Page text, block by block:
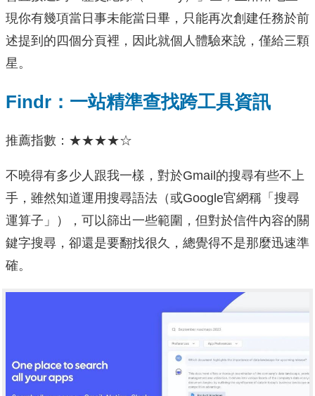
現你有幾項當日事未能當日畢，只能再次創建任務於前
述提到的四個分頁裡，因此就個人體驗來說，僅給三顆
星。
Findr：一站精準查找跨工具資訊
推薦指數：★★★★☆
不曉得有多少人跟我一樣，對於Gmail的搜尋有些不上
手，雖然知道運用搜尋語法（或Google官網稱「搜尋
運算子」），可以篩出一些範圍，但對於信件內容的關
鍵字搜尋，卻還是要翻找很久，總覺得不是那麼迅速準
確。